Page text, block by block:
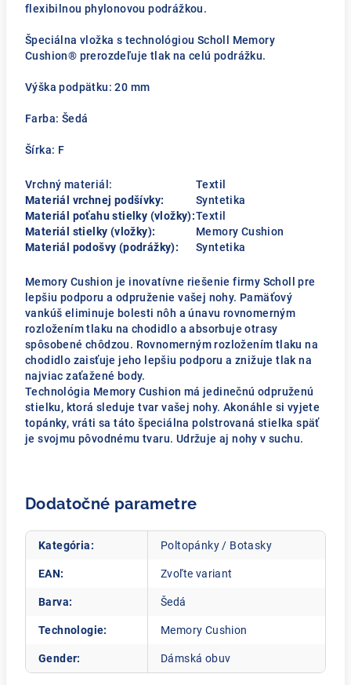
flexibilnou phylonovou podrážkou.
Špeciálna vložka s technológiou Scholl Memory
Cushion® prerozdeľuje tlak na celú podrážku.
Výška podpätku: 20 mm
Farba: Šedá
Šírka: F
Vrchný materiál:
Textil
Materiál vrchnej podšívky:
Syntetika
Materiál poťahu stielky (vložky):Textil
Materiál stielky (vložky):
Memory Cushion
Materiál podošvy (podrážky):
Syntetika
Memory Cushion je inovatívne riešenie firmy Scholl pre
lepšiu podporu a odpruženie vašej nohy. Pamäťový
vankúš eliminuje bolesti nôh a únavu rovnomerným
rozložením tlaku na chodidlo a absorbuje otrasy
spôsobené chôdzou. Rovnomerným rozložením tlaku na
chodidlo zaisťuje jeho lepšiu podporu a znižuje tlak na
najviac zaťažené body.
Technológia Memory Cushion má jedinečnú odpruženú
stielku, ktorá sleduje tvar vašej nohy. Akonáhle si vyjete
topánky, vráti sa táto špeciálna polstrovaná stielka späť
je svojmu pôvodnému tvaru. Udržuje aj nohy v suchu.
Dodatočné parametre
Kategória: Poltopánky / Botasky
EAN: Zvoľte variant
Barva: Šedá
Technologie: Memory Cushion
Gender: Dámská obuv